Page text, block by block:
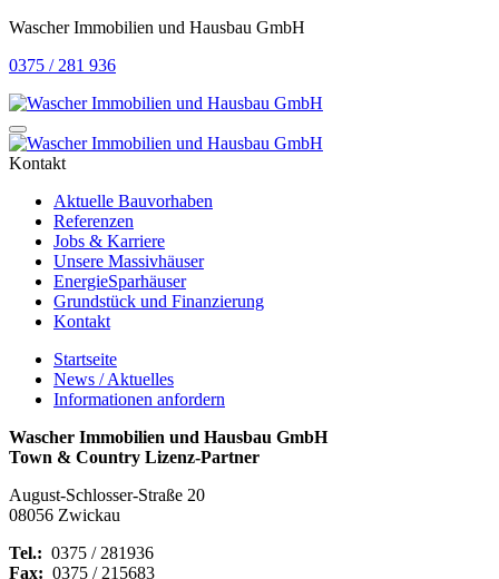
Wascher Immobilien und Hausbau GmbH
0375 / 281 936
Kontakt
Aktuelle Bauvorhaben
Referenzen
Jobs & Karriere
Unsere Massivhäuser
EnergieSparhäuser
Grundstück und Finanzierung
Kontakt
Startseite
News / Aktuelles
Informationen anfordern
Wascher Immobilien und Hausbau GmbH
Town & Country Lizenz-Partner
August-Schlosser-Straße 20
08056 Zwickau
Tel.: 0375 / 281936
Fax: 0375 / 215683